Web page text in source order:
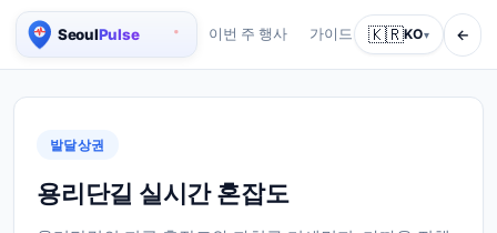
서울 실시간 인구 지도
이번 주 행사 가이드 회사 소개 서비
🇰🇷KO▾ ←
발달상권
용리단길 실시간 혼잡도